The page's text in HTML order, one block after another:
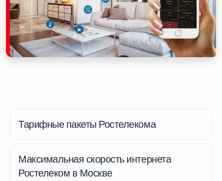
Тарифные пакеты Ростелекома
Максимальная скорость интернета
Ростелеком в Москве